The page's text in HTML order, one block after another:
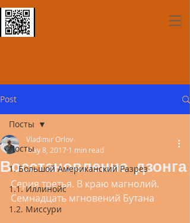
Post
Посты
1. Большой Американский Разрез
1.1. Иллинойс
1.2. Миссури
Посты
Восстановление дзонга
Vladimir Orlov
May 8, 2017 1 min read
Серия третья. В краю магнолий.
Семнадцать мгновений Бутана